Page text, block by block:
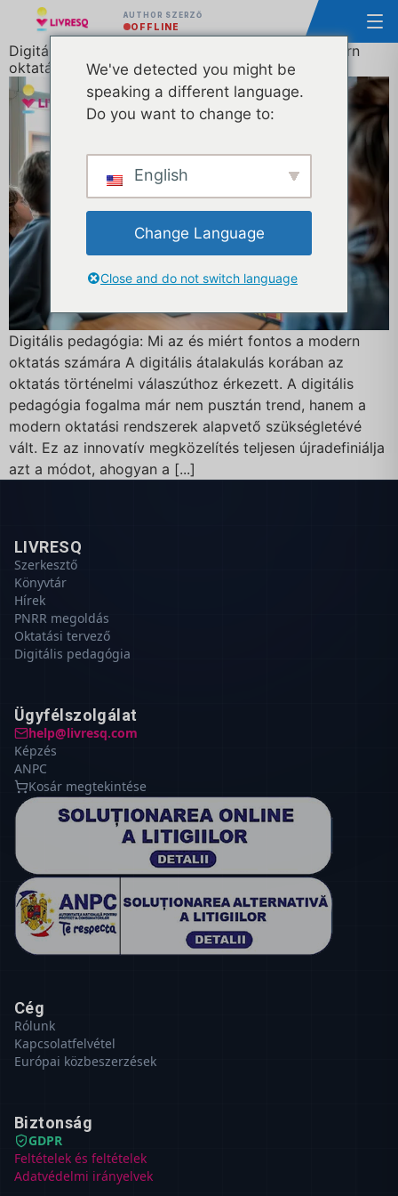
AUTHOR SZERZŐ
OFFLINE
Digitális pedagógia: Mi az és miért fontos a modern
oktatásban?
Digitális pedagógia: Mi az és miért fontos a modern
oktatás számára A digitális átalakulás korában az
oktatás történelmi válaszúthoz érkezett. A digitális
pedagógia fogalma már nem pusztán trend, hanem a
modern oktatási rendszerek alapvető szükségletévé
vált. Ez az innovatív megközelítés teljesen újradefiniálja
azt a módot, ahogyan a [...]
LIVRESQ
Szerkesztő
Könyvtár
Hírek
PNRR megoldás
Oktatási tervező
Digitális pedagógia
Ügyfélszolgálat
help@livresq.com
Képzés
ANPC
Kosár megtekintése
Cég
Rólunk
Kapcsolatfelvétel
Európai közbeszerzések
Biztonság
GDPR
Feltételek és feltételek
Adatvédelmi irányelvek
We've detected you might be
speaking a different language.
Do you want to change to:
English
Change Language
Close and do not switch language